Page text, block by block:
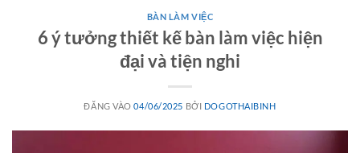
BÀN LÀM VIỆC
6 ý tưởng thiết kế bàn làm việc hiện
đại và tiện nghi
ĐĂNG VÀO04/06/2025 BỞI DOGOTHAIBINH